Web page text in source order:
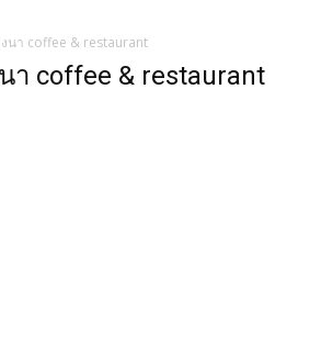
งนา coffee & restaurant
า coffee & restaurant